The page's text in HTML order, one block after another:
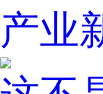
产业